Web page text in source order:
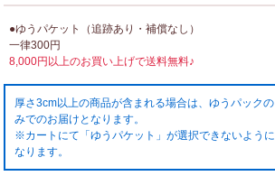
●ゆうパケット（追跡あり・補償なし）
一律300円
8,000円以上のお買い上げで送料無料♪
厚さ3cm以上の商品が含まれる場合は、ゆうパックの
みでのお届けとなります。
※カートにて「ゆうパケット」が選択できないように
なります。